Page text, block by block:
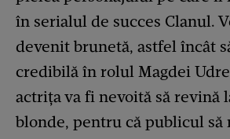
în serialul de succes Clanul.
devenit brunetă, astfel încât
credibilă în rolul Magdei
actrița va fi nevoită să revină
blonde, pentru că publicul să